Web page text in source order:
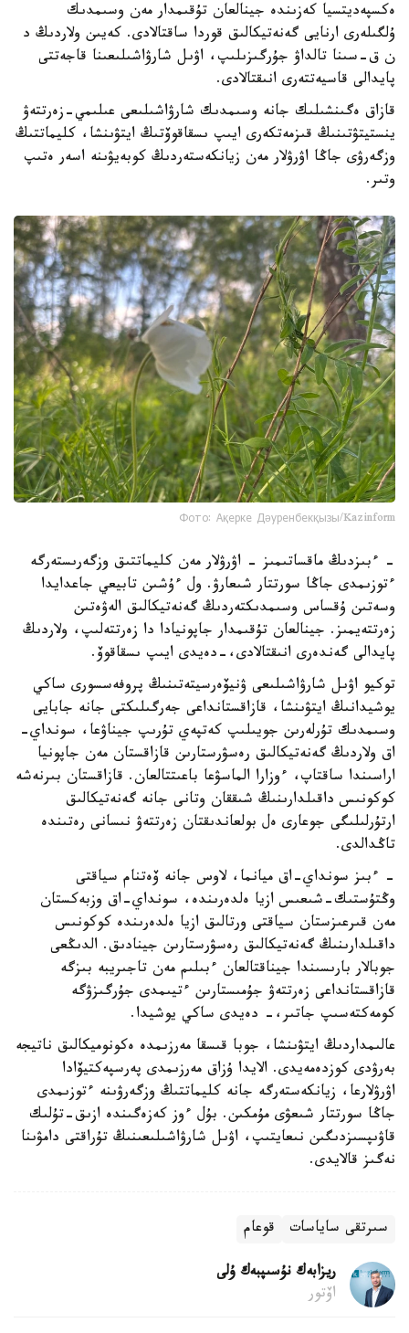
ەكسپەديتسيا كەزىندە جينالعان تۇقىمدار مەن وسىمدىك
ۇلگىلەرى ارنايى گەنەتيكالىق قوردا ساقتالادى. كەيىن ولاردىڭ د
ن ق-سىنا تالداۋ جۇرگىزىلىپ، اۋىل شارۋاشىلىعىنا قاجەتتى
پايدالى قاسيەتتەرى انىقتالادى.
قازاق ەگىنشىلىك جانە وسىمدىك شارۋاشىلىعى عىلىمي-زەرتتەۋ
ينستيتۋتىنىڭ قىزمەتكەرى ايىپ ىسقاقوۆتىڭ ايتۋىنشا، كليماتتىڭ
وزگەرۋى جاڭا اۋرۋلار مەن زيانكەستەردىڭ كوبەيۋىنە اسەر ەتىپ
وتىر.
Фото: Ақерке Дәуренбекқызы/Kazinform
- ءبىزدىڭ ماقساتىمىز - اۋرۋلار مەن كليماتتىق وزگەرىستەرگە
ءتوزىمدى جاڭا سورتتار شىعارۋ. ول ءۇشىن تابيعي جاعدايدا
وسەتىن ۇقساس وسىمدىكتەردىڭ گەنەتيكالىق الەۋەتىن
زەرتتەيمىز. جينالعان تۇقىمدار جاپونيادا دا زەرتتەلىپ، ولاردىڭ
پايدالى گەندەرى انىقتالادى،-دەيدى ايىپ ىسقاقوۆ.
توكيو اۋىل شارۋاشىلىعى ۋنيۆەرسيتەتىنىڭ پروفەسسورى ساكي
يوشيدانىڭ ايتۋىنشا، قازاقستانداعى جەرگىلىكتى جانە جابايى
وسىمدىك تۇرلەرىن جويىلىپ كەتپەي تۇرىپ جيناۋعا، سونداي-
اق ولاردىڭ گەنەتيكالىق رەسۋرستارىن قازاقستان مەن جاپونيا
اراسىندا ساقتاپ، ءوزارا الماسۋعا باعىتتالعان. قازاقستان بىرنەشە
كوكونىس داقىلدارىنىڭ شىققان وتانى جانە گەنەتيكالىق
ارتۇرلىلىگى جوعارى ەل بولعاندىقتان زەرتتەۋ نىسانى رەتىندە
تاڭدالدى.
- ءبىز سونداي-اق ميانما، لاوس جانە ۆەتنام سياقتى
وڭتۇستىك-شىعىس ازيا ەلدەرىندە، سونداي-اق وزبەكستان
مەن قىرعىزستان سياقتى ورتالىق ازيا ەلدەرىندە كوكونىس
داقىلدارىنىڭ گەنەتيكالىق رەسۋرستارىن جينادىق. الدىڭعى
جوبالار بارىسىندا جيناقتالعان ءبىلىم مەن تاجىريبە بىزگە
قازاقستانداعى زەرتتەۋ جۇمىستارىن ءتيىمدى جۇرگىزۋگە
كومەكتەسىپ جاتىر،- دەيدى ساكي يوشيدا.
عالىمداردىڭ ايتۋىنشا، جوبا قىسقا مەرزىمدە ەكونوميكالىق ناتيجە
بەرۋدى كوزدەمەيدى. الايدا ۇزاق مەرزىمدى پەرسپەكتيۆادا
اۋرۋلارعا، زيانكەستەرگە جانە كليماتتىڭ وزگەرۋىنە ءتوزىمدى
جاڭا سورتتار شىعۋى مۇمكىن. بۇل ءوز كەزەگىندە ازىق-تۇلىك
قاۋىپسىزدىگىن نىعايتىپ، اۋىل شارۋاشىلىعىنىڭ تۇراقتى دامۋىنا
نەگىز قالايدى.
سىرتقى ساياسات قوعام
ريزابەك نۇسىپبەك ۇلى
اۆتور